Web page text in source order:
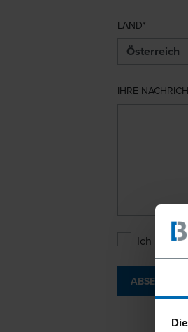
LAND
IHRE
Ich bin
ABSENDEN